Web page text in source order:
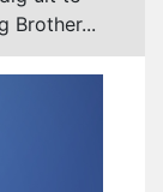
Brother...